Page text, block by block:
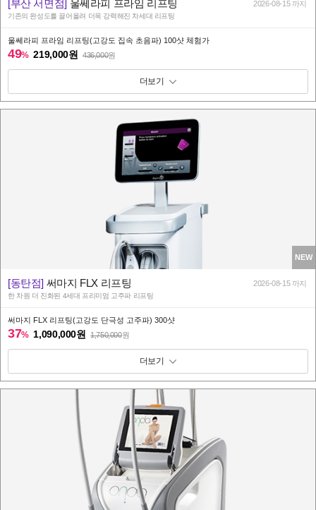
[부산 서면점] 울쎄라피 프라임 리프팅 2026-08-15 까지
기존의 완성도를 끌어올려 더욱 강력해진 차세대 리프팅
울쎄라피 프라임 리프팅(고강도 집속 초음파) 100샷 체험가
49% 219,000원 436,000원
패키지 보기 토글
NEW
[동탄점] 써마지 FLX 리프팅 2026-08-15 까지
한 차원 더 진화된 4세대 프리미엄 고주파 리프팅
써마지 FLX 리프팅(고강도 단극성 고주파) 300샷
37% 1,090,000원 1,750,000원
패키지 보기 토글